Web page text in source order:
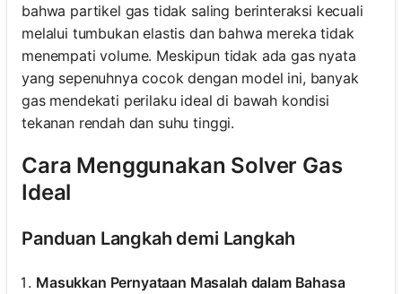
bahwa partikel gas tidak saling berinteraksi kecuali
melalui tumbukan elastis dan bahwa mereka tidak
menempati volume. Meskipun tidak ada gas nyata
yang sepenuhnya cocok dengan model ini, banyak
gas mendekati perilaku ideal di bawah kondisi
tekanan rendah dan suhu tinggi.
Cara Menggunakan Solver Gas
Ideal
Panduan Langkah demi Langkah
Masukkan Pernyataan Masalah dalam Bahasa